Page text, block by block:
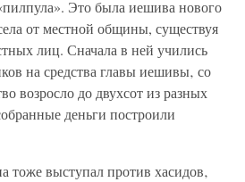
Это была иешива нового
от местной общины, существуя
лиц. Сначала в ней учились
на средства главы иешивы‚ со
возросло до двухсот из разных
деньги построили
выступал против хасидов‚